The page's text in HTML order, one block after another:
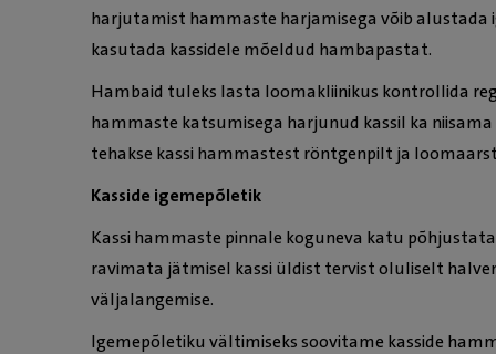
harjutamist hammaste harjamisega võib alustada
kasutada kassidele mõeldud hambapastat.
Hambaid tuleks lasta loomakliinikus kontrollida
hammaste katsumisega harjunud kassil ka
tehakse kassi hammastest röntgenpilt ja
Kasside igemepõletik
Kassi hammaste pinnale koguneva katu
ravimata jätmisel kassi üldist tervist oluliselt
väljalangemise.
Igemepõletiku vältimiseks soovitame kasside